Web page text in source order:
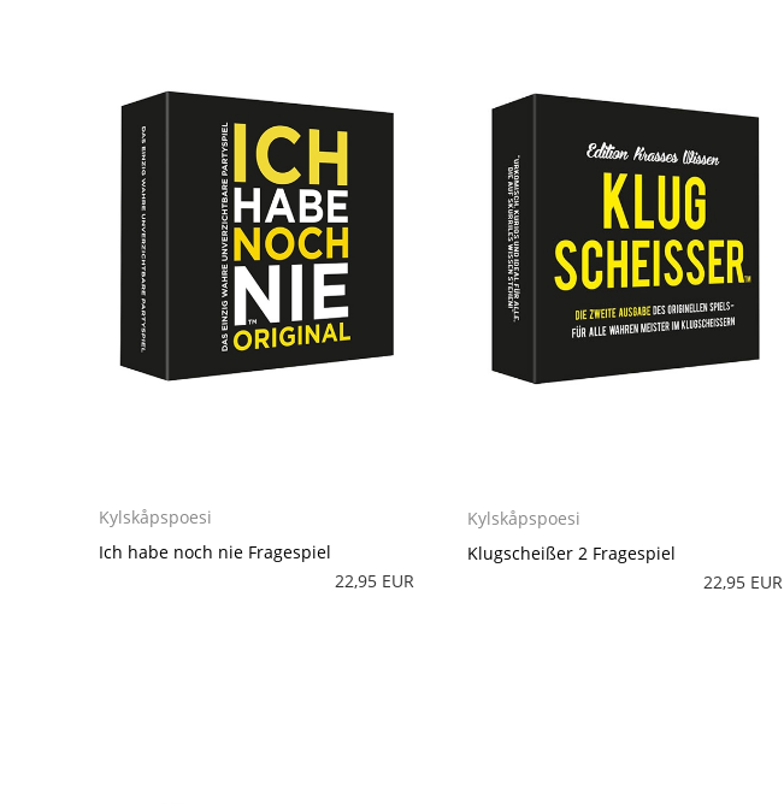
Kylskåpspoesi
Ich habe noch nie Fragespiel
22,95 EUR
Kylskåpspoesi
Klugscheißer 2 Fragespiel
22,95 EUR